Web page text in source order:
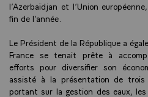
l’Azerbaïdjan et l’Union
fin de l’année.
Le Président de la République a
France se tenait prête à
efforts pour diversifier son
assisté à la présentation de trois
portant sur la gestion des eaux,